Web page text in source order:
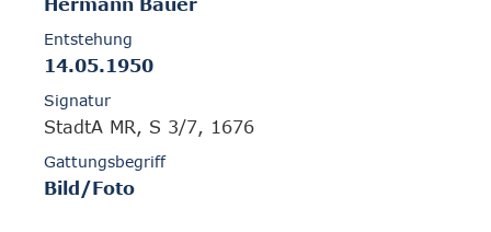
Hermann Bauer
Entstehung
14.05.1950
Signatur
StadtA MR, S 3/7, 1676
Gattungsbegriff
Bild/Foto